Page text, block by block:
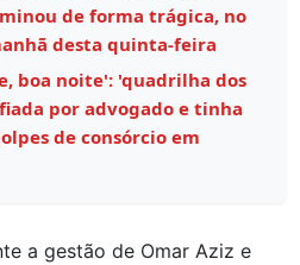
de forma trágica, no
desta quinta-feira
boa noite': 'quadrilha dos
por advogado e tinha
de consórcio em
a gestão de Omar Aziz e